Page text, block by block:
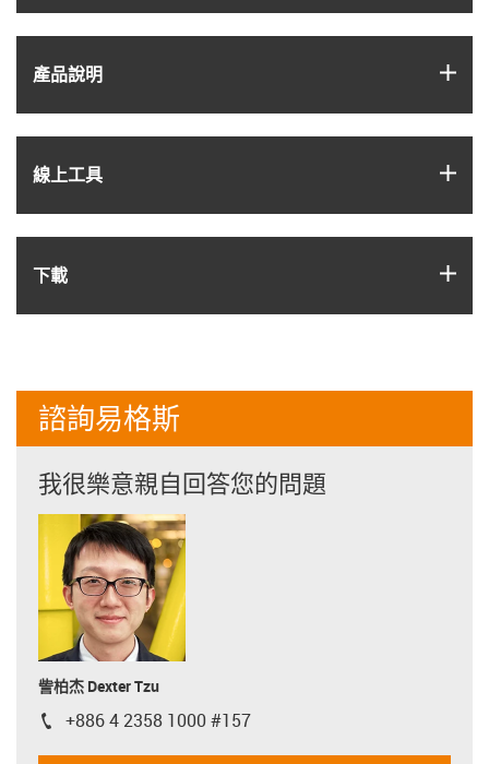
產品說明
線上工具
下載
諮詢易格斯
我很樂意親自回答您的問題
訾柏杰 Dexter Tzu
igus-icon-phone
+886 4 2358 1000 #157